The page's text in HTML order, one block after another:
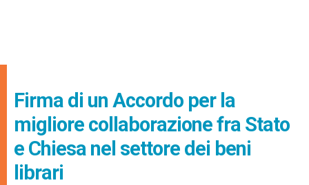
Firma di un Accordo per la
migliore collaborazione fra Stato
e Chiesa nel settore dei beni
librari